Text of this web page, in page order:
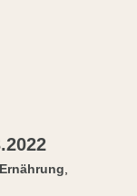
Ernährung,